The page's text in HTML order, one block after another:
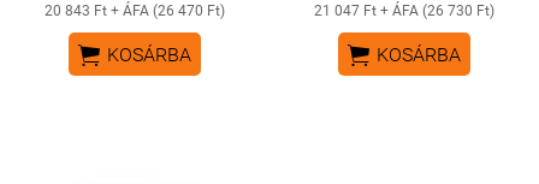
20 843 Ft + ÁFA (26 470 Ft)
 KOSÁRBA
21 047 Ft + ÁFA (26 730 Ft)
 KOSÁRBA